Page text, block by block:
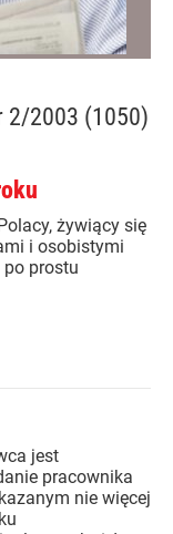
2/2003 (1050)
żywiący się
i osobistymi
prostu
jest
pracownika
nie więcej